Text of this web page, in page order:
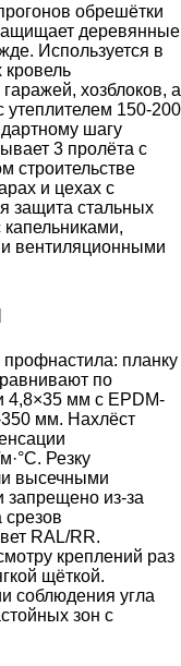
обрешётки
деревянные
Используется в
хозблоков, а
150-200
шагу
3 пролёта с
строительстве
и цехах с
защита стальных
капельниками,
и вентиляционными
планку
по
4,8×35 мм с EPDM-
мм. Нахлёст
Резку
высечными
запрещено из-за
RAL/RR.
креплений раз
щёткой.
соблюдения угла
зон с